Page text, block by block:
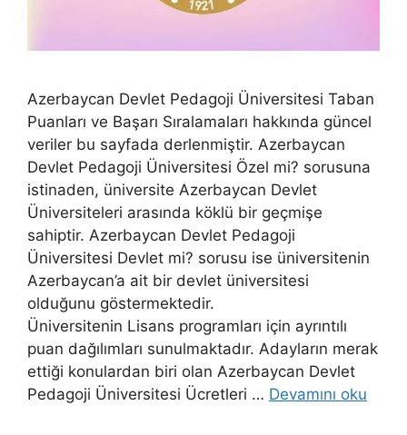
Azerbaycan Devlet Pedagoji Üniversitesi Taban
Puanları ve Başarı Sıralamaları hakkında güncel
veriler bu sayfada derlenmiştir. Azerbaycan
Devlet Pedagoji Üniversitesi Özel mi? sorusuna
istinaden, üniversite Azerbaycan Devlet
Üniversiteleri arasında köklü bir geçmişe
sahiptir. Azerbaycan Devlet Pedagoji
Üniversitesi Devlet mi? sorusu ise üniversitenin
Azerbaycan’a ait bir devlet üniversitesi
olduğunu göstermektedir.
Üniversitenin Lisans programları için ayrıntılı
puan dağılımları sunulmaktadır. Adayların merak
ettiği konulardan biri olan Azerbaycan Devlet
Pedagoji Üniversitesi Ücretleri … Devamını oku